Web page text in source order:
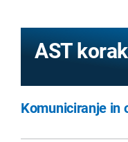
AST
Komuniciranje in